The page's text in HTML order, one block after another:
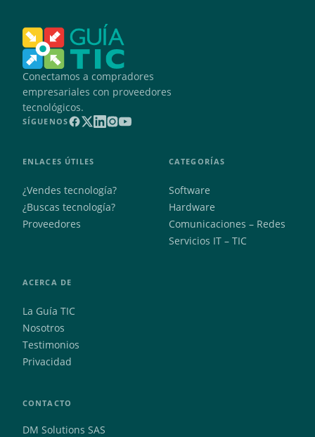
Conectamos a compradores
empresariales con proveedores
tecnológicos.
SÍGUENOS
ENLACES ÚTILES
¿Vendes tecnología?
¿Buscas tecnología?
Proveedores
CATEGORÍAS
Software
Hardware
Comunicaciones – Redes
Servicios IT – TIC
ACERCA DE
La Guía TIC
Nosotros
Testimonios
Privacidad
CONTACTO
DM Solutions SAS